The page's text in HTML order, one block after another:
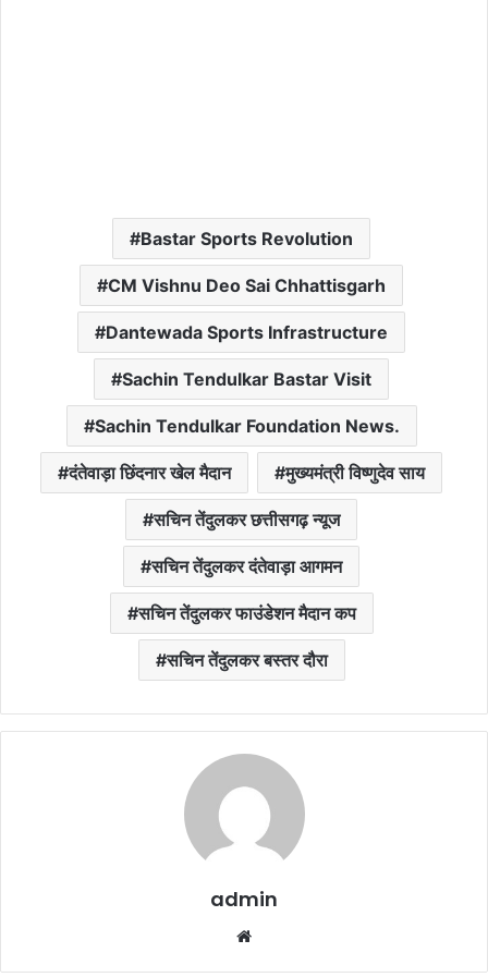
Bastar Sports Revolution
CM Vishnu Deo Sai Chhattisgarh
Dantewada Sports Infrastructure
Sachin Tendulkar Bastar Visit
Sachin Tendulkar Foundation News.
दंतेवाड़ा छिंदनार खेल मैदान मुख्यमंत्री विष्णुदेव साय
सचिन तेंदुलकर छत्तीसगढ़ न्यूज
सचिन तेंदुलकर दंतेवाड़ा आगमन
सचिन तेंदुलकर फाउंडेशन मैदान कप
सचिन तेंदुलकर बस्तर दौरा
admin